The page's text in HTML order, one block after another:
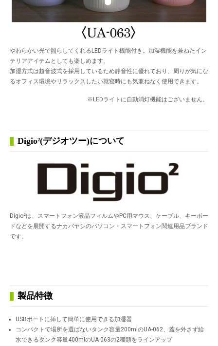
やわらかい光で照らしてくれるLEDライト機能付き。加湿機能を兼ねたイン
テリアアイテムとしても楽しめます。
加湿方式は超音波式を採用しているため静音性に優れており、周りが気にな
るオフィス環境やリラックスしたい就寝時にも気兼ねなく使用できます。
※LEDライトに自動消灯機能はございません。
Digio²(デジオツー)について
Digio²は、スマートフォン液晶フィルムやPC用マウス、ケーブル、キーボー
ドなどを展開するナカバヤシのパソコン・スマートフォン関連用品ブランド
です。
製品特徴
USBポートに挿して簡単に使用できる加湿器
コンパクトで場所を選ばないタンク容量200mlのUA-062、蓋を外さず給
水できるタンク容量400mlのUA-063の2種類をラインアップ